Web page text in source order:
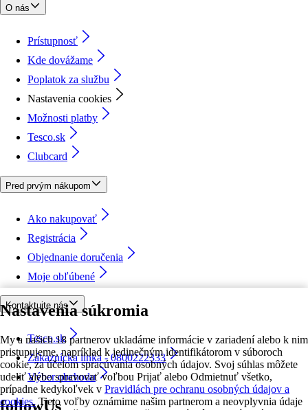
Nastavenia súkromia
My a našich 18 partnerov ukladáme informácie v zariadení alebo k nim
pristupujeme, napríklad k jedinečným identifikátorom v súboroch
cookie, za účelom spracúvania osobných údajov. Svoj súhlas môžete
udeliť alebo spravovať voľbou Prijať alebo Odmietnuť všetko,
prípadne kedykoľvek v Pravidlách pre ochranu osobných údajov a
cookies. Tieto voľby oznámime našim partnerom a neovplyvnia údaje
O nás
Prístupnosť
Kde dovážame
Poplatok za službu
Nastavenia cookies
Možnosti platby
Tesco.sk
Clubcard
Pred prvým nákupom
Ako nakupovať
Registrácia
Objednanie doručenia
Moje obľúbené
Kontaktujte nás
Tesco.sk
Zákaznícka linka - 0800222333
Výber obchodu
followUs